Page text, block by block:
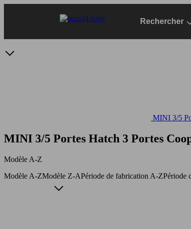
Rechercher
MINI 3/5
MINI 3/5 Portes Hatch 3 Portes
Modèle A-Z
Modèle A-ZModèle Z-APériode de fabrication A-ZPériode